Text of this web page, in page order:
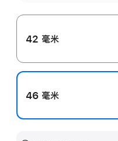
42 毫米
46 毫米